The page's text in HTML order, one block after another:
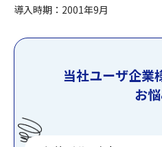
導入時期： 2001年9月
当社ユーザ企業
お